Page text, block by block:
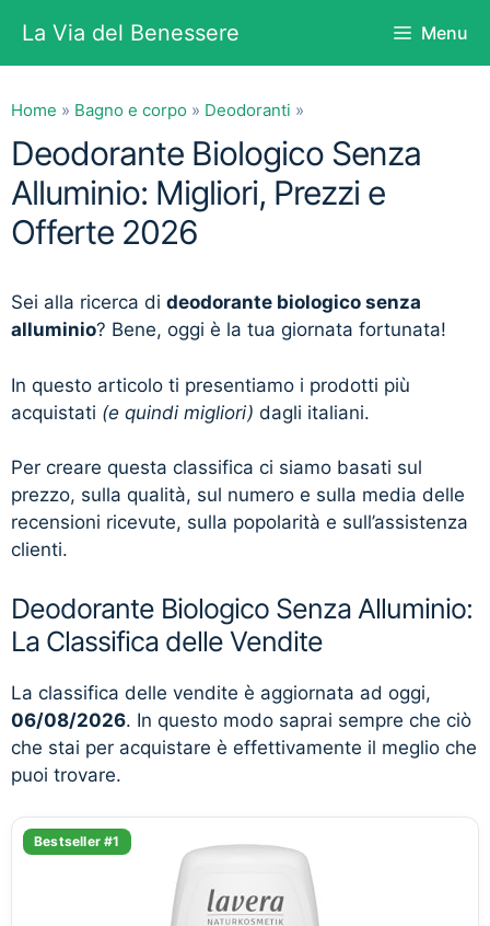
contenuto
La Via del Benessere Menu
Home » Bagno e corpo » Deodoranti »
Deodorante Biologico Senza
Alluminio: Migliori, Prezzi e
Offerte 2026
Sei alla ricerca di deodorante biologico senza
alluminio? Bene, oggi è la tua giornata fortunata!
In questo articolo ti presentiamo i prodotti più
acquistati (e quindi migliori) dagli italiani.
Per creare questa classifica ci siamo basati sul
prezzo, sulla qualità, sul numero e sulla media delle
recensioni ricevute, sulla popolarità e sull’assistenza
clienti.
Deodorante Biologico Senza Alluminio:
La Classifica delle Vendite
La classifica delle vendite è aggiornata ad oggi,
06/08/2026. In questo modo saprai sempre che ciò
che stai per acquistare è effettivamente il meglio che
puoi trovare.
Bestseller #1